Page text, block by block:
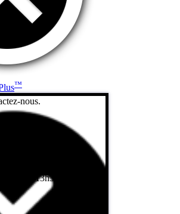
™
nous.
– 12h / 13h30 – 17h30